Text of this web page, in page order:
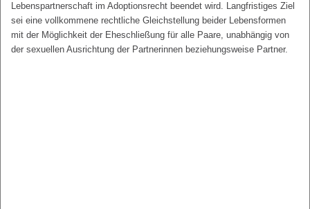
Lebenspartnerschaft im Adoptionsrecht beendet wird. Langfristiges Ziel
sei eine vollkommene rechtliche Gleichstellung beider Lebensformen
mit der Möglichkeit der Eheschließung für alle Paare, unabhängig von
der sexuellen Ausrichtung der Partnerinnen beziehungsweise Partner.